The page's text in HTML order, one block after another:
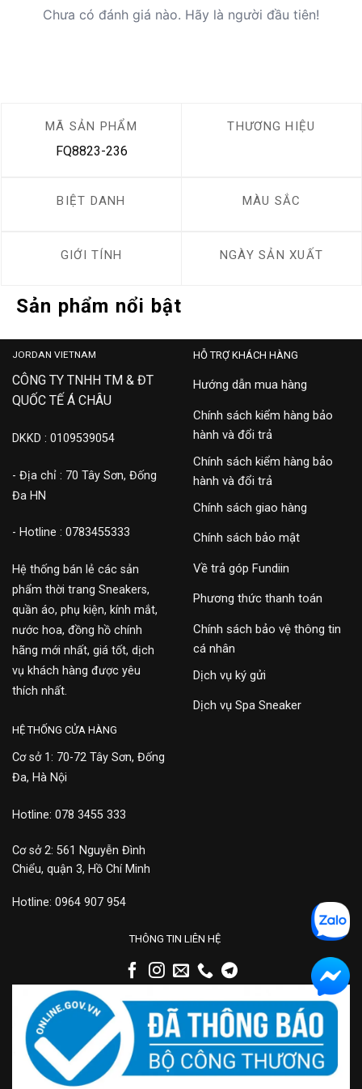
Chưa có đánh giá nào. Hãy là người đầu tiên!
MÃ SẢN PHẨM
FQ8823-236
THƯƠNG HIỆU
BIỆT DANH MÀU SẮC
GIỚI TÍNH NGÀY SẢN XUẤT
Sản phẩm nổi bật
JORDAN VIETNAM
CÔNG TY TNHH TM & ĐT
QUỐC TẾ Á CHÂU
DKKD : 0109539054
- Địa chỉ : 70 Tây Sơn, Đống
Đa HN
- Hotline : 0783455333
Hệ thống bán lẻ các sản
phẩm thời trang Sneakers,
quần áo, phụ kiện, kính mắt,
nước hoa, đồng hồ chính
hãng mới nhất, giá tốt, dịch
vụ khách hàng được yêu
thích nhất.
HỖ TRỢ KHÁCH HÀNG
Hướng dẫn mua hàng
Chính sách kiểm hàng bảo
hành và đổi trả
Chính sách kiểm hàng bảo
hành và đổi trả
Chính sách giao hàng
Chính sách bảo mật
Về trả góp Fundiin
Phương thức thanh toán
Chính sách bảo vệ thông tin
cá nhân
Dịch vụ ký gửi
Dịch vụ Spa Sneaker
HỆ THỐNG CỬA HÀNG
Cơ sở 1: 70-72 Tây Sơn, Đống
Đa, Hà Nội
Hotline: 078 3455 333
Cơ sở 2: 561 Nguyễn Đình
Chiểu, quận 3, Hồ Chí Minh
Hotline: 0964 907 954
THÔNG TIN LIÊN HỆ